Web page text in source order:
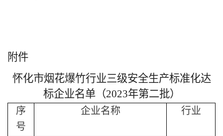
附件
怀化市烟花爆竹行业三级安全生产标准化达
标企业名单（2023年第二批）
序
号
企业名称 行业